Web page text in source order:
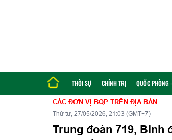
THỜI SỰ CHÍNH TRỊ QUỐC PHÒNG
CÁC ĐƠN VỊ BQP TRÊN ĐỊA BÀN
Thứ tư, 27/05/2026, 21:03 (GMT+7)
Trung đoàn 719, Binh